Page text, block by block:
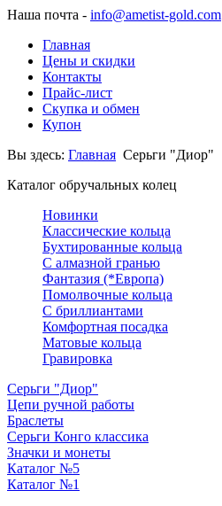
Наша почта - info@ametist-gold.com
Главная
Цены и скидки
Контакты
Прайс-лист
Скупка и обмен
Купон
Вы здесь: Главная Серьги "Диор"
Каталог обручальных колец
Новинки
Классические кольца
Бухтированные кольца
С алмазной гранью
Фантазия (*Европа)
Помолвочные кольца
С бриллиантами
Комфортная посадка
Матовые кольца
Гравировка
Серьги "Диор"
Цепи ручной работы
Браслеты
Серьги Конго классика
Значки и монеты
Каталог №5
Каталог №1